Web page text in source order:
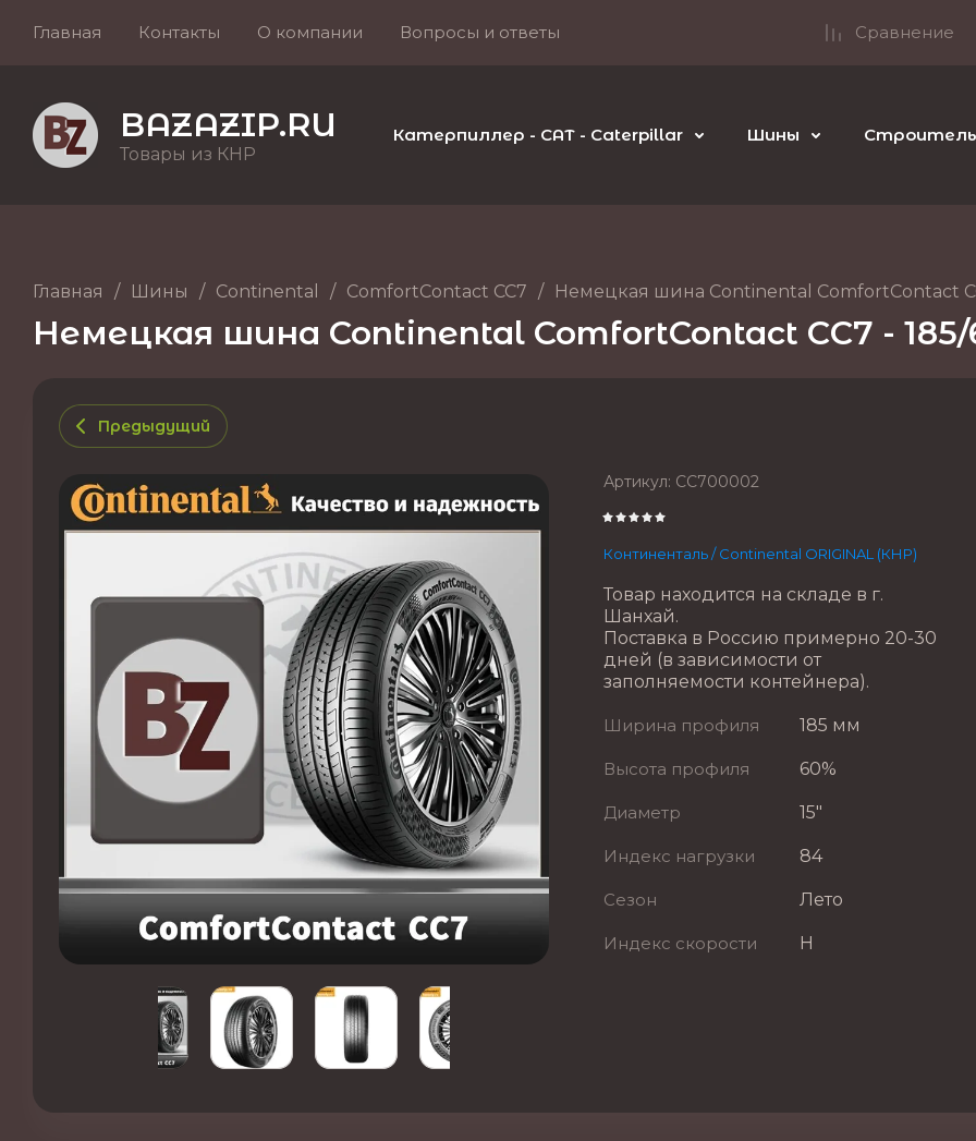
Главная Контакты О компании Вопросы и ответы Сравнение
BAZAZIP.RU
Товары из КНР
Катерпиллер - CAT - Caterpillar Шины
Главная / Шины / Continental / ComfortContact CC7 / Немецкая шина Continental ComfortContact
Немецкая шина Continental ComfortContact CC7 - 185/
Предыдущий
Артикул: CC700002
Континенталь / Continental ORIGINAL (КНР)
Товар находится на складе в г.
Шанхай.
Поставка в Россию примерно 20-30
дней (в зависимости от
заполняемости контейнера).
Ширина профиля 185 мм
Высота профиля 60%
Диаметр 15"
Индекс нагрузки 84
Сезон Лето
Индекс скорости H